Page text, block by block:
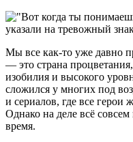
Мы все как-то уже давно
— это страна
изобилия и высокого
сложился у многих под
и сериалов, где все
Однако на деле всё
время.